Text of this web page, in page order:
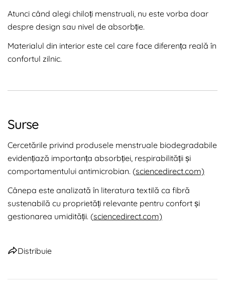
Atunci când alegi chiloți menstruali, nu este vorba doar
despre design sau nivel de absorbție.
Materialul din interior este cel care face diferența reală în
confortul zilnic.
Surse
Cercetările privind produsele menstruale biodegradabile
evidențiază importanța absorbției, respirabilității și
comportamentului antimicrobian. (sciencedirect.com)
Cânepa este analizată în literatura textilă ca fibră
sustenabilă cu proprietăți relevante pentru confort și
gestionarea umidității. (sciencedirect.com)
Distribuie